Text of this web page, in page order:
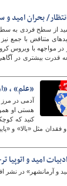
بحران امید
از سطح فردی به
متناقض با جمع
در مواجهه با ویروس
قدرت بیشتری در
«علم» ،
آدمی در مرز
هستی او
کنید که
فقدان مثل «بالا» و
امید و اتوپیا
و آرمانشهر» در نشر